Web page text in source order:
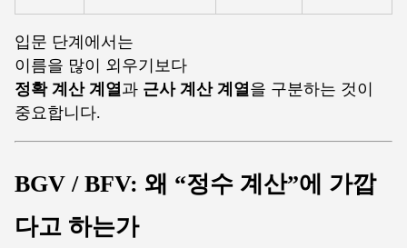
입문 단계에서는
이름을 많이 외우기보다
정확 계산 계열과 근사 계산 계열을 구분하는 것이
중요합니다.
BGV / BFV: 왜 “정수 계산”에 가깝
다고 하는가